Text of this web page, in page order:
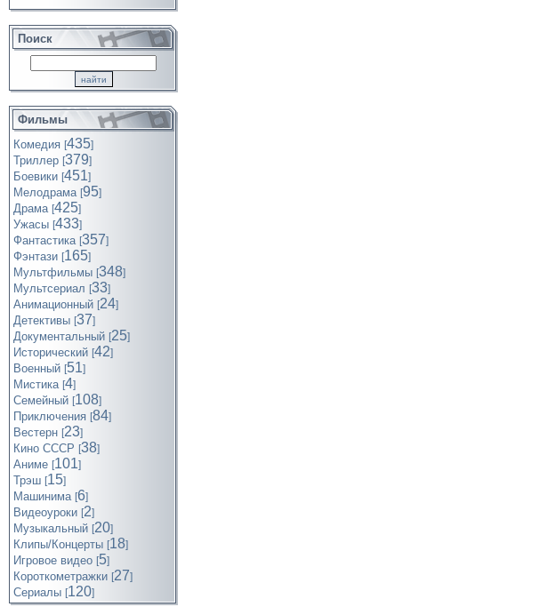
Поиск
Фильмы
Комедия [435]
Триллер [379]
Боевики [451]
Мелодрама [95]
Драма [425]
Ужасы [433]
Фантастика [357]
Фэнтази [165]
Мультфильмы [348]
Мультсериал [33]
Анимационный [24]
Детективы [37]
Документальный [25]
Исторический [42]
Военный [51]
Мистика [4]
Семейный [108]
Приключения [84]
Вестерн [23]
Кино СССР [38]
Аниме [101]
Трэш [15]
Машинима [6]
Видеоуроки [2]
Музыкальный [20]
Клипы/Концерты [18]
Игровое видео [5]
Короткометражки [27]
Cериалы [120]